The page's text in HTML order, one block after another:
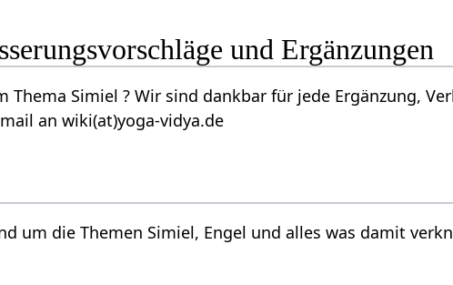
und Ergänzungen
Thema Simiel ? Wir sind dankbar für jede Ergänzung,
an wiki(at)yoga-vidya.de
um die Themen Simiel, Engel und alles was damit